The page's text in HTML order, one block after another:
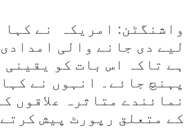
واشنگٹن: امریکہ نے کہا
لیے دی جانے والی
ہے تاکہ اس بات کو
پہنچ جائے۔ انہوں نے
نمائندے متاثرہ علاقوں
کے متعلق رپورٹ پیش